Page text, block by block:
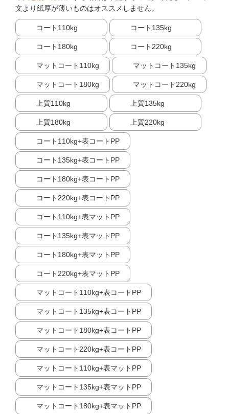
文より紙厚が薄いものはオススメしません。
コート110kg コート135kg
コート180kg コート220kg
マットコート110kg マットコート135kg
マットコート180kg マットコート220kg
上質110kg 上質135kg
上質180kg 上質220kg
コート110kg+表コートPP
コート135kg+表コートPP
コート180kg+表コートPP
コート220kg+表コートPP
コート110kg+表マットPP
コート135kg+表マットPP
コート180kg+表マットPP
コート220kg+表マットPP
マットコート110kg+表コートPP
マットコート135kg+表コートPP
マットコート180kg+表コートPP
マットコート220kg+表コートPP
マットコート110kg+表マットPP
マットコート135kg+表マットPP
マットコート180kg+表マットPP